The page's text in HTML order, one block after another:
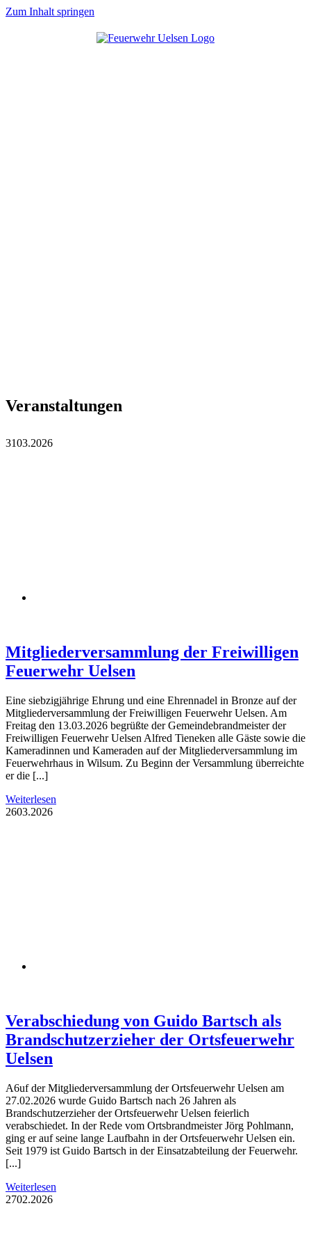
Zum Inhalt springen
Veranstaltungen
3103.2026
Mitgliederversammlung der Freiwilligen
Feuerwehr Uelsen
Eine siebzigjährige Ehrung und eine Ehrennadel in Bronze auf der
Mitgliederversammlung der Freiwilligen Feuerwehr Uelsen. Am
Freitag den 13.03.2026 begrüßte der Gemeindebrandmeister der
Freiwilligen Feuerwehr Uelsen Alfred Tieneken alle Gäste sowie die
Kameradinnen und Kameraden auf der Mitgliederversammlung im
Feuerwehrhaus in Wilsum. Zu Beginn der Versammlung überreichte
er die [...]
Weiterlesen
2603.2026
Verabschiedung von Guido Bartsch als
Brandschutzerzieher der Ortsfeuerwehr
Uelsen
A6uf der Mitgliederversammlung der Ortsfeuerwehr Uelsen am
27.02.2026 wurde Guido Bartsch nach 26 Jahren als
Brandschutzerzieher der Ortsfeuerwehr Uelsen feierlich
verabschiedet. In der Rede vom Ortsbrandmeister Jörg Pohlmann,
ging er auf seine lange Laufbahn in der Ortsfeuerwehr Uelsen ein.
Seit 1979 ist Guido Bartsch in der Einsatzabteilung der Feuerwehr.
[...]
Weiterlesen
2702.2026